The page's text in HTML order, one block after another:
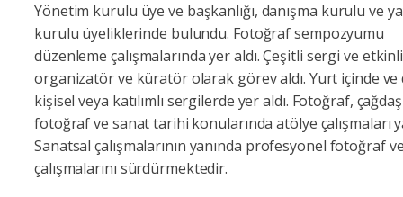
Yönetim kurulu üye ve başkanlığı, danışma kurulu ve
kurulu üyeliklerinde bulundu. Fotoğraf sempozyumu
düzenleme çalışmalarında yer aldı. Çeşitli sergi ve
organizatör ve küratör olarak görev aldı. Yurt içinde ve
kişisel veya katılımlı sergilerde yer aldı. Fotoğraf,
fotoğraf ve sanat tarihi konularında atölye çalışmaları
Sanatsal çalışmalarının yanında profesyonel fotoğraf
çalışmalarını sürdürmektedir.